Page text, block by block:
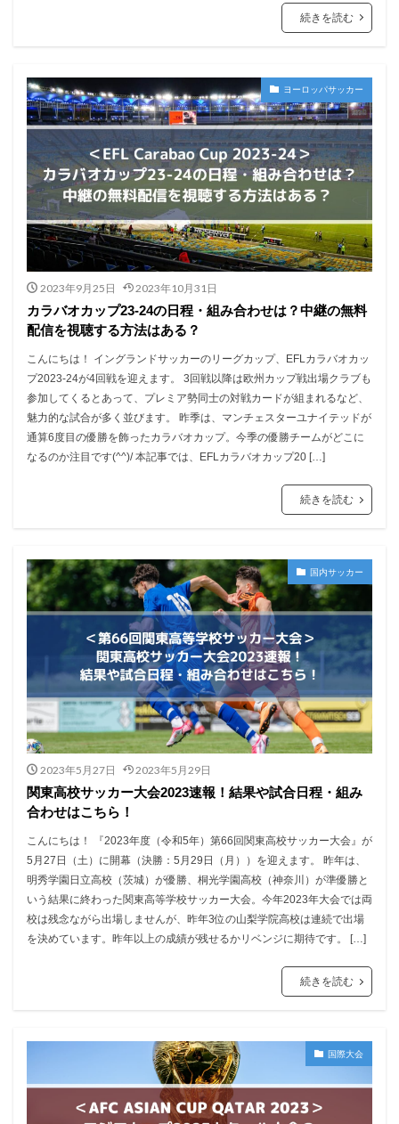
続きを読む
ヨーロッパサッカー
2023年9月25日 2023年10月31日
カラバオカップ23-24の日程・組み合わせは？中継の無料
配信を視聴する方法はある？
こんにちは！ イングランドサッカーのリーグカップ、EFLカラバオカッ
プ2023-24が4回戦を迎えます。 3回戦以降は欧州カップ戦出場クラブも
参加してくるとあって、プレミア勢同士の対戦カードが組まれるなど、
魅力的な試合が多く並びます。 昨季は、マンチェスターユナイテッドが
通算6度目の優勝を飾ったカラバオカップ。今季の優勝チームがどこに
なるのか注目です(^^)/ 本記事では、EFLカラバオカップ20 […]
続きを読む
国内サッカー
2023年5月27日 2023年5月29日
関東高校サッカー大会2023速報！結果や試合日程・組み
合わせはこちら！
こんにちは！ 『2023年度（令和5年）第66回関東高校サッカー大会』が
5月27日（土）に開幕（決勝：5月29日（月））を迎えます。 昨年は、
明秀学園日立高校（茨城）が優勝、桐光学園高校（神奈川）が準優勝と
いう結果に終わった関東高等学校サッカー大会。今年2023年大会では両
校は残念ながら出場しませんが、昨年3位の山梨学院高校は連続で出場
を決めています。昨年以上の成績が残せるかリベンジに期待です。 […]
続きを読む
国際大会